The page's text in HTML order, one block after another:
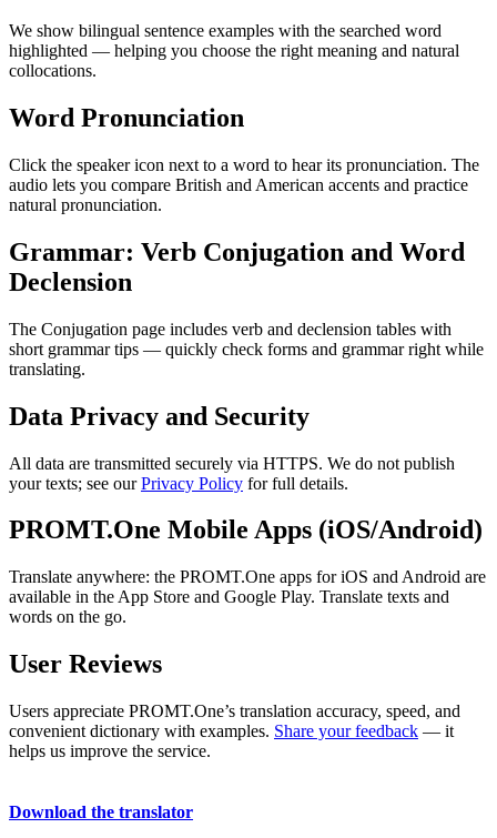
We show bilingual sentence examples with the searched word
highlighted — helping you choose the right meaning and natural
collocations.
Word Pronunciation
Click the speaker icon next to a word to hear its pronunciation. The
audio lets you compare British and American accents and practice
natural pronunciation.
Grammar: Verb Conjugation and Word
Declension
The Conjugation page includes verb and declension tables with
short grammar tips — quickly check forms and grammar right while
translating.
Data Privacy and Security
All data are transmitted securely via HTTPS. We do not publish
your texts; see ourPrivacy Policy for full details.
PROMT.One Mobile Apps (iOS/Android)
Translate anywhere: the PROMT.One apps for iOS and Android are
available in the App Store and Google Play. Translate texts and
words on the go.
User Reviews
Users appreciate PROMT.One’s translation accuracy, speed, and
convenient dictionary with examples. Share your feedback — it
helps us improve the service.
Download the translator